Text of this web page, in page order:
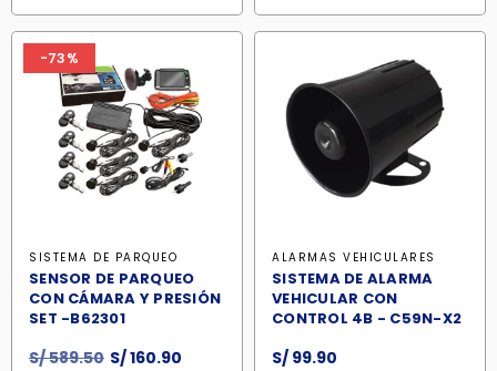
-73%
SISTEMA DE PARQUEO
SENSOR DE PARQUEO
CON CÁMARA Y PRESIÓN
SET -B62301
S/589.50 El
S/160.90
ALARMAS VEHICULARES
SISTEMA DE ALARMA
VEHICULAR CON
CONTROL 4B - C59N-X2
S/ 99.90